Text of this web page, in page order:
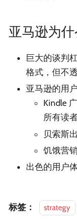
亚马逊为什
巨大的谈判
格式，但不
亚马逊的用
Kindle
所有读
贝索斯
饥饿营
出色的用户
标签： strategy